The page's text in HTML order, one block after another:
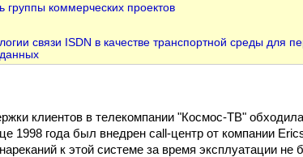
группы коммерческих проектов
связи ISDN в качестве транспортной среды для
клиентов в телекомпании "Космос-ТВ"
1998 года был внедрен call-центр от компании
к этой системе за время эксплуатации не